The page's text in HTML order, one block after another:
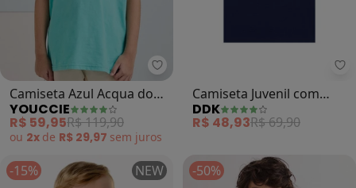
Youccie - Camiseta Azul Acqua
Camiseta Azul Acqua do
Dino (Azul)
YOUCCIE
R$ 59,95R$ 119,90
ou 2x de R$ 29,97 sem juros
Camiseta Juvenil com
Bolso (Azul )
DDK
R$ 48,93R$ 69,90
-15% NEW -50%